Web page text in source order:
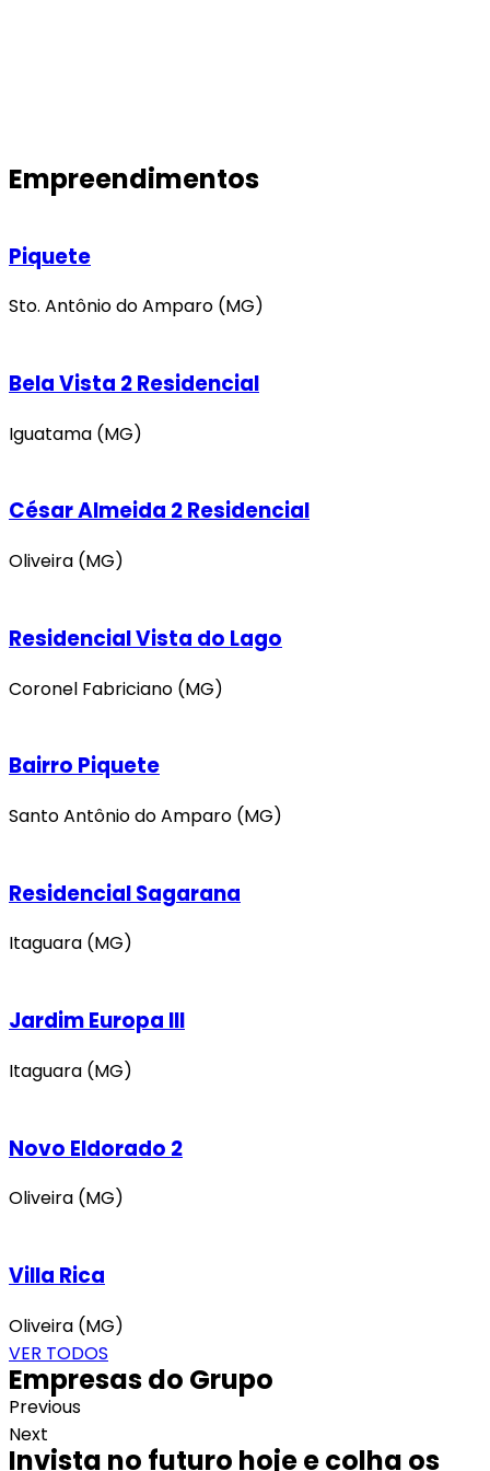
Empreendimentos
Piquete
Sto. Antônio do Amparo (MG)
Bela Vista 2 Residencial
Iguatama (MG)
César Almeida 2 Residencial
Oliveira (MG)
Residencial Vista do Lago
Coronel Fabriciano (MG)
Bairro Piquete
Santo Antônio do Amparo (MG)
Residencial Sagarana
Itaguara (MG)
Jardim Europa III
Itaguara (MG)
Novo Eldorado 2
Oliveira (MG)
Villa Rica
Oliveira (MG)
VER TODOS
Empresas do Grupo
Previous
Next
Invista no futuro hoje e colha os